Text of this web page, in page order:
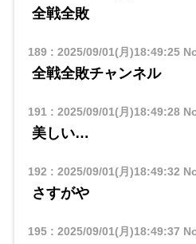
全戦全敗
189: 2025/09/01(月)18:49:25
全戦全敗チャンネル
191: 2025/09/01(月)18:49:28
美しい…
192 : 2025/09/01(月)18:49:32
さすがや
195: 2025/09/01(月)18:49:37